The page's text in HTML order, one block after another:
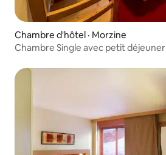
Chambre d'hôtel · Morzine
Chambre Single avec petit déjeuner